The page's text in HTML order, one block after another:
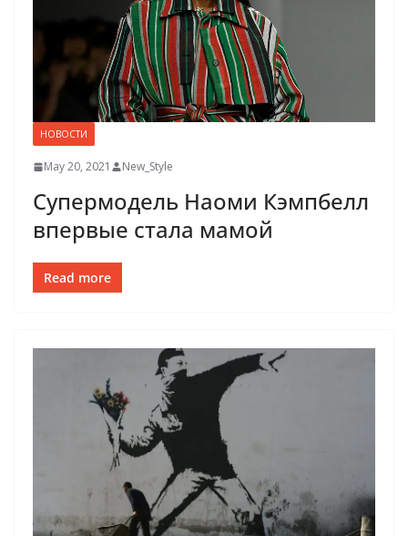
НОВОСТИ
May 20, 2021 New_Style
Супермодель Наоми Кэмпбелл
впервые стала мамой
Read more